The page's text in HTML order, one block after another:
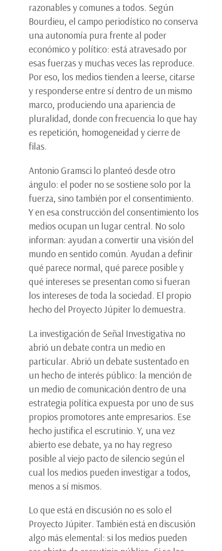
razonables y comunes a todos. Según
Bourdieu, el campo periodístico no conserva
una autonomía pura frente al poder
económico y político: está atravesado por
esas fuerzas y muchas veces las reproduce.
Por eso, los medios tienden a leerse, citarse
y responderse entre sí dentro de un mismo
marco, produciendo una apariencia de
pluralidad, donde con frecuencia lo que hay
es repetición, homogeneidad y cierre de
filas.
Antonio Gramsci lo planteó desde otro
ángulo: el poder no se sostiene solo por la
fuerza, sino también por el consentimiento.
Y en esa construcción del consentimiento los
medios ocupan un lugar central. No solo
informan: ayudan a convertir una visión del
mundo en sentido común. Ayudan a definir
qué parece normal, qué parece posible y
qué intereses se presentan como si fueran
los intereses de toda la sociedad. El propio
hecho del Proyecto Júpiter lo demuestra.
La investigación de Señal Investigativa no
abrió un debate contra un medio en
particular. Abrió un debate sustentado en
un hecho de interés público: la mención de
un medio de comunicación dentro de una
estrategia política expuesta por uno de sus
propios promotores ante empresarios. Ese
hecho justifica el escrutinio. Y, una vez
abierto ese debate, ya no hay regreso
posible al viejo pacto de silencio según el
cual los medios pueden investigar a todos,
menos a sí mismos.
Lo que está en discusión no es solo el
Proyecto Júpiter. También está en discusión
algo más elemental: si los medios pueden